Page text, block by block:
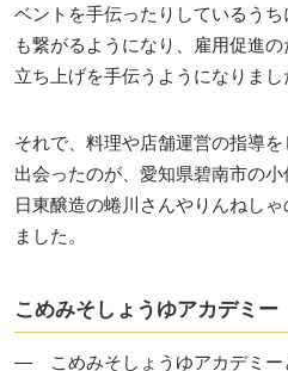
ベントを手伝ったりしているう
も繋がるようになり、雇用促進
立ち上げを手伝うようになりまし
それで、料理や店舗運営の指導を
出会ったのが、愛知県碧南市の
日東醸造の蜷川さんやりんねし
ました。
こめみそしょうゆアカデミー
― こめみそしょうゆアカデミー